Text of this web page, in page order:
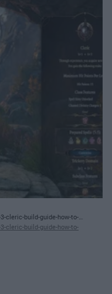
cleric-build-guide-how-to-
cleric-build-guide-how-to-